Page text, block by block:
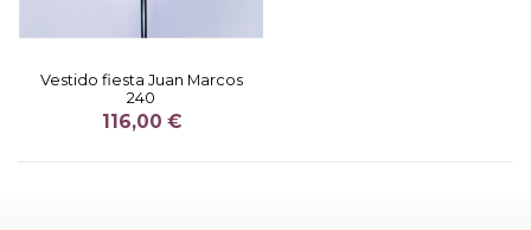
Vestido fiesta Juan Marcos
240
116,00 €